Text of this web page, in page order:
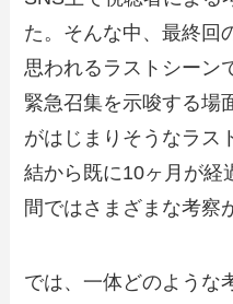
た。そんな中、最終回
思われるラストシーン
緊急召集を示唆する場
がはじまりそうなラス
結から既に10ヶ月が経
間ではさまざまな考察
では、一体どのような